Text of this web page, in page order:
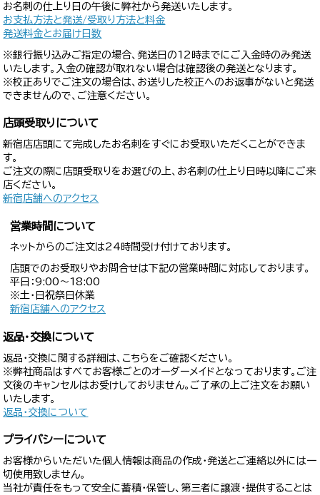
お名刺の仕上り日の午後に弊社から発送いたします。
お支払方法と発送/受取り方法と料金
発送料金とお届け日数
※銀行振り込みご指定の場合、発送日の12時までにご入金時のみ発送
いたします。入金の確認が取れない場合は確認後の発送となります。
※校正ありでご注文の場合は、お送りした校正へのお返事がないと発送
できませんので、ご注意ください。
店頭受取りについて
新宿店店頭にて完成したお名刺をすぐにお受取いただくことができま
す。
ご注文の際に店頭受取りをお選びの上、お名刺の仕上り日時以降にご来
店ください。
新宿店舗へのアクセス
営業時間について
ネットからのご注文は24時間受け付けております。
店頭でのお受取りやお問合せは下記の営業時間に対応しております。
平日：9:00〜18:00
※土・日祝祭日休業
新宿店舗へのアクセス
返品・交換について
返品・交換に関する詳細は、こちらをご確認ください。
※弊社商品はすべてお客様ごとのオーダーメイドとなっております。ご注
文後のキャンセルはお受けしておりません。ご了承の上ご注文をお願い
いたします。
返品・交換について
プライバシーについて
お客様からいただいた個人情報は商品の作成・発送とご連絡以外には一
切使用致しません。
当社が責任をもって安全に蓄積・保管し、第三者に譲渡・提供することは